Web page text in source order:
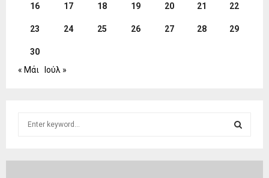
16 17 18 19 20 21 22
23 24 25 26 27 28 29
30
« Μάι
Ιούλ »